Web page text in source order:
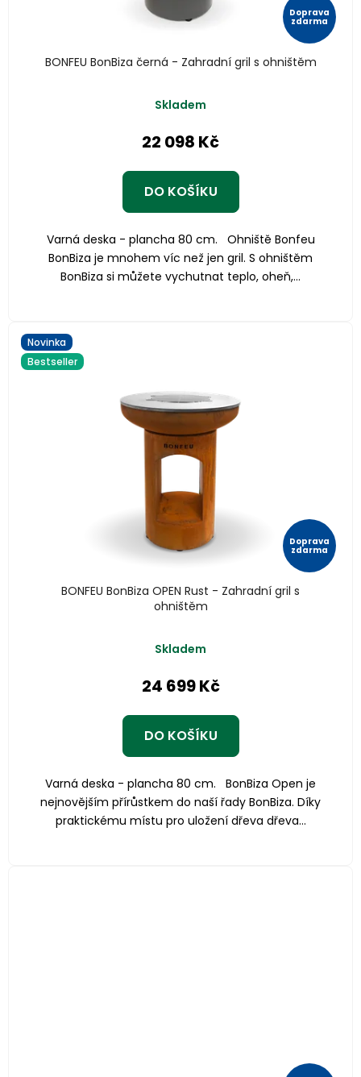
Doprava
zdarma
BONFEU BonBiza černá - Zahradní gril s ohništěm
Skladem
22 098 Kč
DO KOŠÍKU
Varná deska - plancha 80 cm. Ohniště Bonfeu
BonBiza je mnohem víc než jen gril. S ohništěm
BonBiza si můžete vychutnat teplo, oheň,...
Novinka
Bestseller
Doprava
zdarma
BONFEU BonBiza OPEN Rust - Zahradní gril s
ohništěm
Skladem
24 699 Kč
DO KOŠÍKU
Varná deska - plancha 80 cm. BonBiza Open je
nejnovějším přírůstkem do naší řady BonBiza. Díky
praktickému místu pro uložení dřeva dřeva...